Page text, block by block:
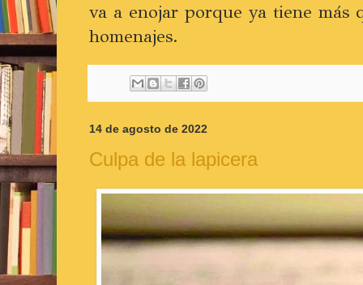
va a enojar porque ya tiene más
homenajes.
14 de agosto de 2022
Culpa de la lapicera